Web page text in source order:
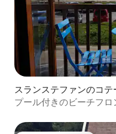
スランステファンのコテ
プール付きのビーチフ